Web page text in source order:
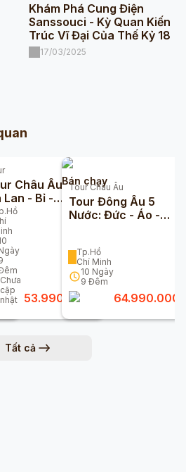
Khám Phá Cung Điện
Sanssouci - Kỳ Quan Kiến
Trúc Vĩ Đại Của Thế Kỷ 18
17/03/2025
đ
Châu Âu Đức -
Lan - Bỉ -
- Pháp
(Bay
Airlines)
Chưa
cập
nhật
53.990.000
Bán chạy
TourChâu Âu
Tour Đông Âu 5
Nước: Đức - Áo -
Tp.Hồ
Chí Minh
10 Ngày
9 Đêm
64.990.000
Tất cả